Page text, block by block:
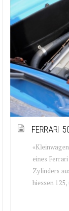
FERRARI
eines
Zylinders
hiessen 125,